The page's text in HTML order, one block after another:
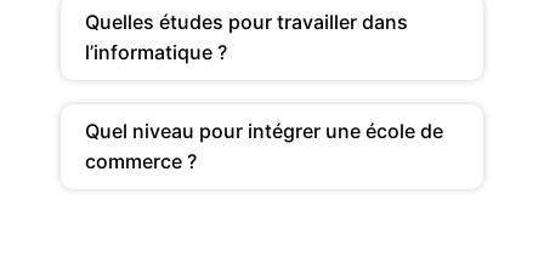
Quelles études pour travailler dans
l’informatique ?
Quel niveau pour intégrer une école de
commerce ?